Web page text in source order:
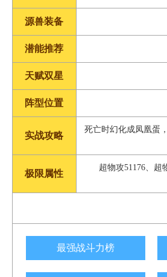
源兽装备
潜能推荐
天赋双星
阵型位置
实战攻略
死亡时幻化成凤凰蛋
极限属性
超物攻51176、超
最强战斗力榜